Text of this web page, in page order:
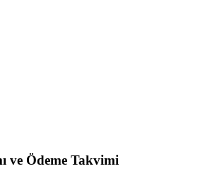
ve Ödeme Takvimi